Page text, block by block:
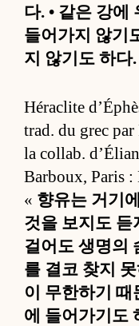
다. • 같은 강에
들어가지 않기
지 않기도 하다.
Héraclite
trad. du grec
la collab.
Barboux, Paris
« 향유는 거기
것을 보지도 듣
걸어도 생명의
를 결코 찾지
이 무한하기 때
에 들어가기도